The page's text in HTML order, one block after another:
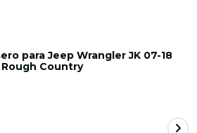
para Jeep Wrangler JK 07-18
Country